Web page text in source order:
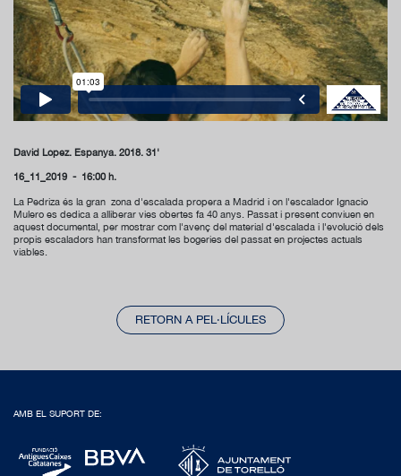
David López. Espanya. 2018. 31'
16_11_2019 - 16:00 h.
La Pedriza és la gran zona d'escalada propera a Madrid i on l'escalador Ignacio
Mulero es dedica a alliberar vies obertes fa 40 anys. Passat i present conviuen en
aquest documental, per mostrar com l'avenç del material d'escalada i l'evolució dels
propis escaladors han transformat les bogeries del passat en projectes actuals
viables.
RETORN A PEL·LÍCULES
AMB EL SUPORT DE: